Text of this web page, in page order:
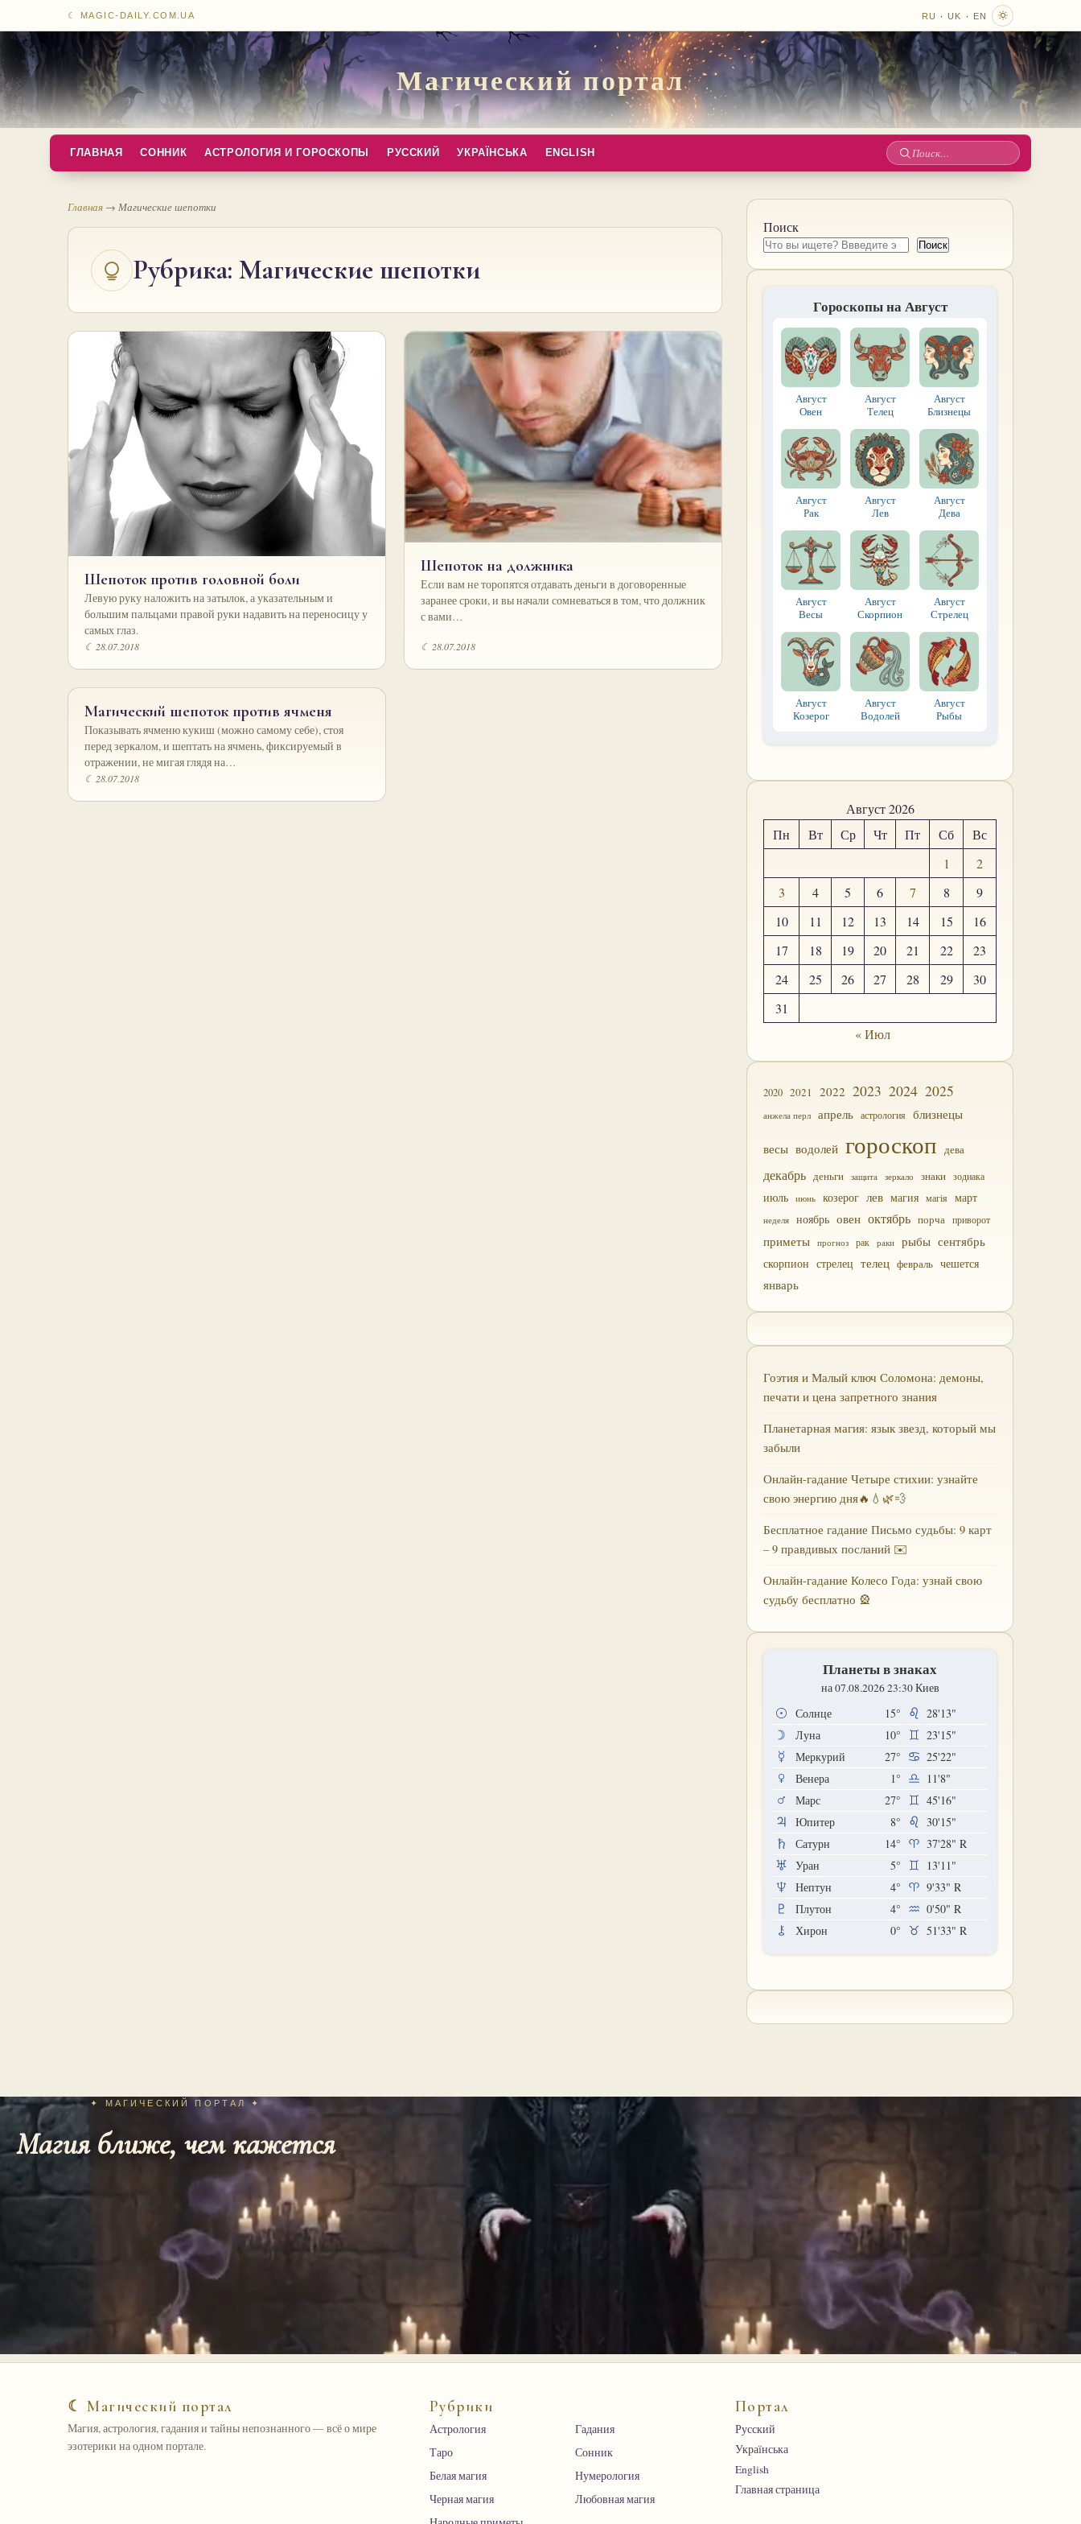
☾ MAGIC-DAILY.COM.UA RU · UK · EN
Магический портал
ГЛАВНАЯ СОННИК АСТРОЛОГИЯ И ГОРОСКОПЫ РУССКИЙ УКРАЇНСЬКА ENGLISH
Поиск
Главная → Магические шепотки
Рубрика: Магические шепотки
Шепоток против головной боли
Левую руку наложить на затылок, а указательным и
большим пальцами правой руки надавить на переносицу у
самых глаз.
☾ 28.07.2018
Шепоток на должника
Если вам не торопятся отдавать деньги в договоренные
заранее сроки, и вы начали сомневаться в том, что должник
с вами…
☾ 28.07.2018
Магический шепоток против ячменя
Показывать ячменю кукиш (можно самому себе), стоя
перед зеркалом, и шептать на ячмень, фиксируемый в
отражении, не мигая глядя на…
☾ 28.07.2018
Поиск
Поиск
Гороскопы на Август
Август
Овен
Август
Телец
Август
Близнецы
Август
Рак
Август
Лев
Август
Дева
Август
Весы
Август
Скорпион
Август
Стрелец
Август
Козерог
Август
Водолей
Август
Рыбы
Август 2026
Пн
Вт Ср Чт Пт Сб
Вс
1
2
3
4 5 6 7 8
9
10
11 12 13 14 15
16
17
18 19 20 21 22
23
24
25 26 27 28 29
30
31
« Июл
2020 2021 2022 2023 2024 2025
анжела перл апрель астрология близнецы
весы водолей гороскоп дева
декабрь деньги защита зеркало знаки зодиака
июль июнь козерог лев магия магія март
неделя ноябрь овен октябрь порча приворот
приметы прогноз рак раки рыбы сентябрь
скорпион стрелец телец февраль чешется
январь
Гоэтия и Малый ключ Соломона: демоны,
печати и цена запретного знания
Планетарная магия: язык звезд, который мы
забыли
Онлайн-гадание Четыре стихии: узнайте
свою энергию дня🔥💧🌿💨
Бесплатное гадание Письмо судьбы: 9 карт
– 9 правдивых посланий ✉️
Онлайн-гадание Колесо Года: узнай свою
судьбу бесплатно 🎡
Планеты в знаках
на 07.08.2026 23:30 Киев
Солнце 15°
28'13"
Луна
10°
23'15"
Меркурий
27°
25'22"
Венера
1°
11'8"
Марс
27°
45'16"
Юпитер
8°
30'15"
Сатурн
14° 37'28" R
Уран
5°
13'11"
Нептун
4° 9'33" R
Плутон
4° 0'50" R
Хирон
0° 51'33" R
✦ МАГИЧЕСКИЙ ПОРТАЛ ✦
Магия ближе, чем кажется
☾ Магический портал
Магия, астрология, гадания и тайны непознанного — всё о мире
эзотерики на одном портале.
Рубрики
Астрология
Гадания
Таро
Сонник
Белая магия
Нумерология
Черная магия
Любовная магия
Портал
Русский
Українська
English
Главная страница